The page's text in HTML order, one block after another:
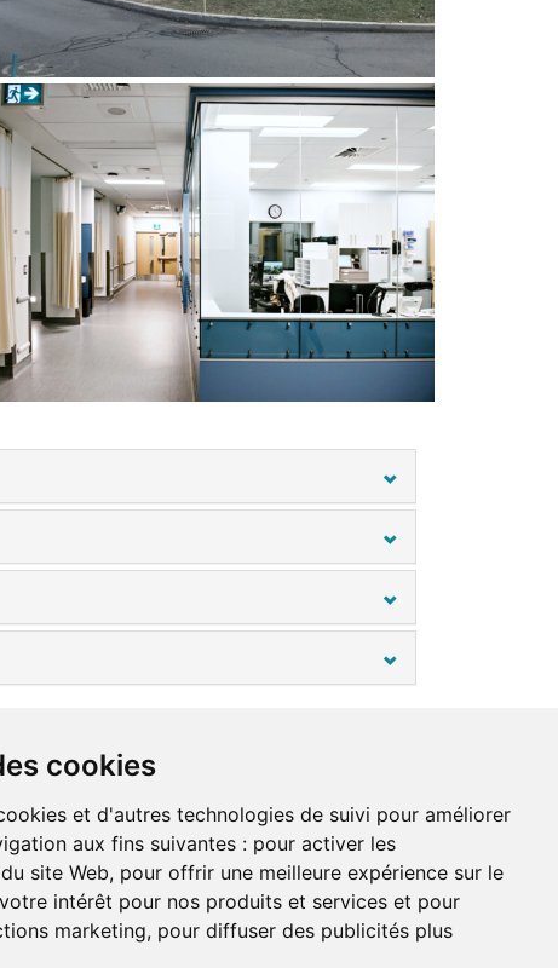
cookies
et d'autres technologies de suivi pour améliorer
aux fins suivantes : pour activer les
site Web, pour offrir une meilleure expérience sur le
intérêt pour nos produits et services et pour
marketing, pour diffuser des publicités plus
du site